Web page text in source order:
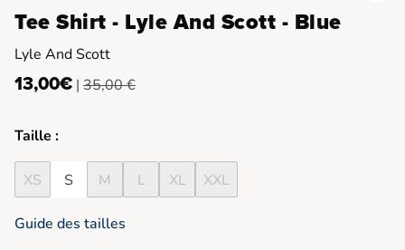
Tee Shirt - Lyle And Scott - Blue
Lyle And Scott
13,00€ | 35,00 €
Taille :
XS S M L XL XXL
Guide des tailles